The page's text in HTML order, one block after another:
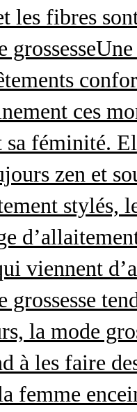
les fibres
grossesseUne
ces
sa féminité.
zen et
stylés,
viennent
grossesse
la mode
à les faire
femme